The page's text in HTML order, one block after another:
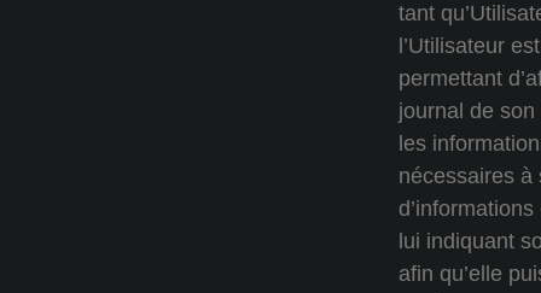
tant
l’Utilisateur
permettant
journal de
les
nécessaires à
lui indiquant
afin qu’elle